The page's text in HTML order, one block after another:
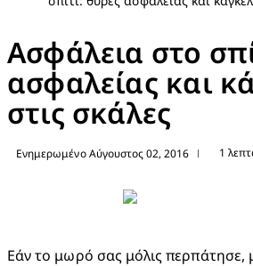
Ασφάλεια στο
ασφαλείας και
στις σκάλες
Ενημερωμένο Αύγουστος 02, 2016 | 1
Εάν το μωρό σας μόλις περπάτησε,